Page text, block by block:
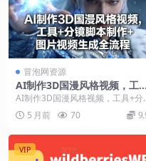
冒泡网资源
AI制作3D国漫风格视频，工具
+分镜脚本制作+图片视频生成
全流程
AI制作3D国漫风格视频，工具+分
镜脚本制作+图片视频生成全流程
是不是一直被3...
5 月前 70
VIP